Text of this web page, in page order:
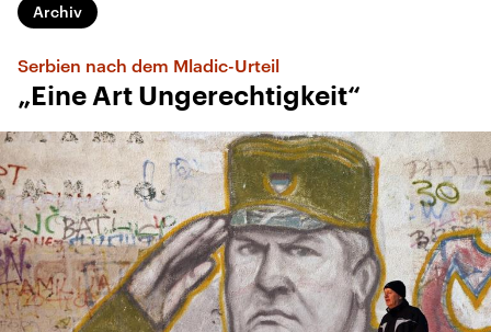
Archiv
Serbien nach dem Mladic-Urteil
„Eine Art Ungerechtigkeit“